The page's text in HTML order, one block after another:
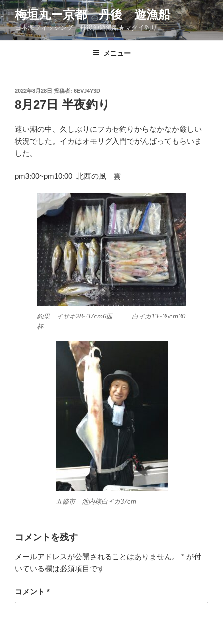
コ
ン
テ
ン
梅垣丸ー京都 丹後 遊漁船
日本海フィッシング 丹後沖遊漁船★マダイ釣り
メニュー
投
稿
日:
2022年8月28日 投稿者: 6EVJ4Y3D
8月27日 半夜釣り
速い潮の中、久しぶりにフカセ釣りからなかなか厳しい
状況でした。イカはオモリグ入門でがんばってもらいま
した。
pm3:00~pm10:00 北西の風 雲
釣果 イサキ28~37cm6匹 白イカ13~35cm30
杯
五條市 池内様白イカ37cm
コメントを残す
メールアドレスが公開されることはありません。 * が付
いている欄は必須項目です
コメント *